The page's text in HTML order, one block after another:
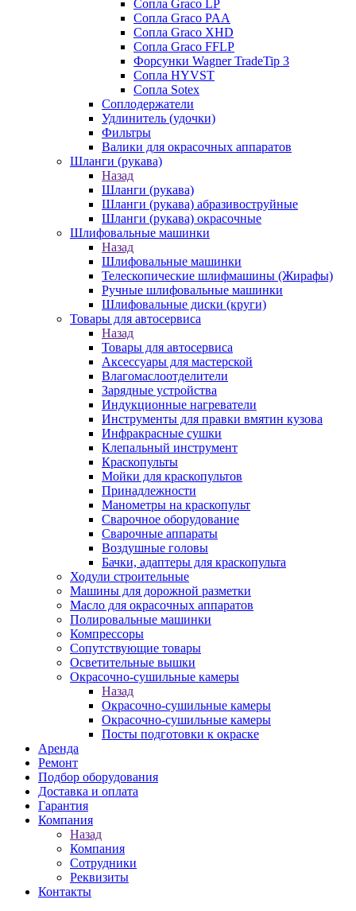
Сопла Graco LP
Сопла Graco PAA
Сопла Graco XHD
Сопла Graco FFLP
Форсунки Wagner TradeTip 3
Сопла HYVST
Сопла Sotex
Соплодержатели
Удлинитель (удочки)
Фильтры
Валики для окрасочных аппаратов
Шланги (рукава)
Назад
Шланги (рукава)
Шланги (рукава) абразивоструйные
Шланги (рукава) окрасочные
Шлифовальные машинки
Назад
Шлифовальные машинки
Телескопические шлифмашины (Жирафы)
Ручные шлифовальные машинки
Шлифовальные диски (круги)
Товары для автосервиса
Назад
Товары для автосервиса
Аксессуары для мастерской
Влагомаслоотделители
Зарядные устройства
Индукционные нагреватели
Инструменты для правки вмятин кузова
Инфракрасные сушки
Клепальный инструмент
Краскопульты
Мойки для краскопультов
Принадлежности
Манометры на краскопульт
Сварочное оборудование
Сварочные аппараты
Воздушные головы
Бачки, адаптеры для краскопульта
Ходули строительные
Машины для дорожной разметки
Масло для окрасочных аппаратов
Полировальные машинки
Компрессоры
Сопутствующие товары
Осветительные вышки
Окрасочно-сушильные камеры
Назад
Окрасочно-сушильные камеры
Окрасочно-сушильные камеры
Посты подготовки к окраске
Аренда
Ремонт
Подбор оборудования
Доставка и оплата
Гарантия
Компания
Назад
Компания
Сотрудники
Реквизиты
Контакты